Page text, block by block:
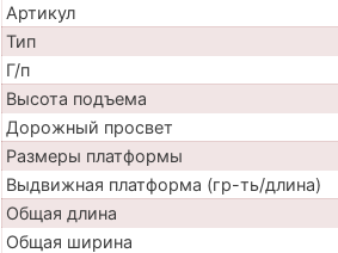
Артикул
Тип
Г/п
Высота подъема
Дорожный просвет
Размеры платформы
Выдвижная платформа (гр-ть/длина)
Общая длина
Общая ширина